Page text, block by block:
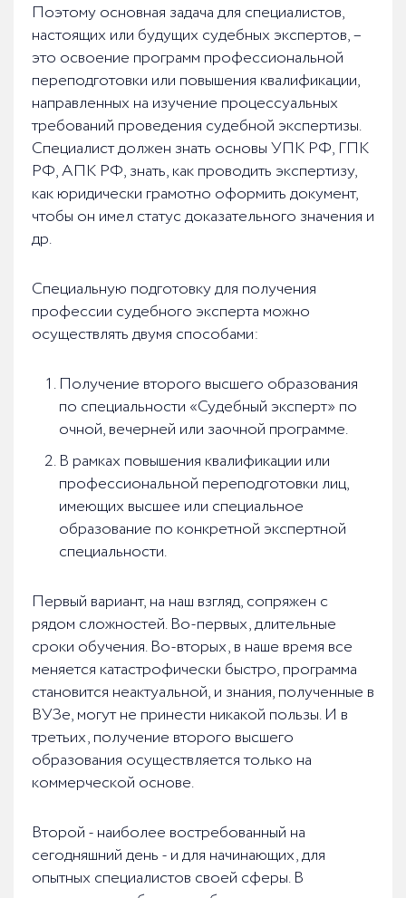
Поэтому основная задача для специалистов,
настоящих или будущих судебных экспертов, –
это освоение программ профессиональной
переподготовки или повышения квалификации,
направленных на изучение процессуальных
требований проведения судебной экспертизы.
Специалист должен знать основы УПК РФ, ГПК
РФ, АПК РФ, знать, как проводить экспертизу,
как юридически грамотно оформить документ,
чтобы он имел статус доказательного значения и
др.
Специальную подготовку для получения
профессии судебного эксперта можно
осуществлять двумя способами:
Получение второго высшего образования
по специальности «Судебный эксперт» по
очной, вечерней или заочной программе.
В рамках повышения квалификации или
профессиональной переподготовки лиц,
имеющих высшее или специальное
образование по конкретной экспертной
специальности.
Первый вариант, на наш взгляд, сопряжен с
рядом сложностей. Во-первых, длительные
сроки обучения. Во-вторых, в наше время все
меняется катастрофически быстро, программа
становится неактуальной, и знания, полученные в
ВУЗе, могут не принести никакой пользы. И в
третьих, получение второго высшего
образования осуществляется только на
коммерческой основе.
Второй - наиболее востребованный на
сегодняшний день - и для начинающих, для
опытных специалистов своей сферы. В